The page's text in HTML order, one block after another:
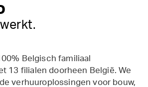
Belgisch familiaal
13 filialen doorheen België. We
verhuuroplossingen voor bouw,